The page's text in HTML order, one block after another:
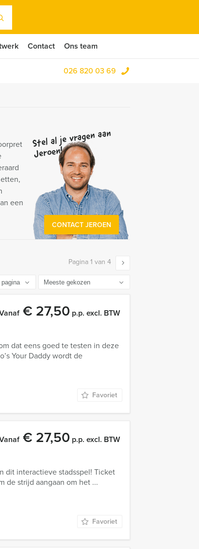
Contact Ons team
026 820 03 69
een
Stel al je vragen aan
Jeroen!
CONTACT JEROEN
Pagina 1 van 4
€ 27,50 p.p. excl. BTW
dat eens goed te testen in deze
Your Daddy wordt de
Favoriet
€ 27,50 p.p. excl. BTW
dit interactieve stadsspel! Ticket
de strijd aangaan om het ...
Favoriet